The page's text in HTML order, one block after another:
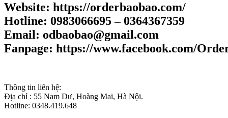
Website: https://orderbaobao.com/
Hotline: 0983066695 – 0364367359
Email: odbaobao@gmail.com
Fanpage: https://www.facebook.com/
Thông tin liên hệ:
Địa chỉ : 55 Nam Dư, Hoàng Mai, Hà Nội.
Hotline: 0348.419.648